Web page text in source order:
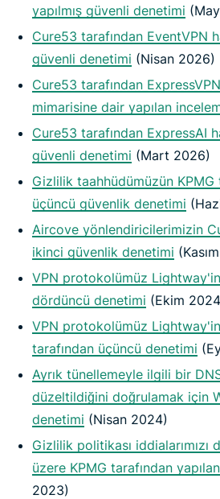
yapılmış güvenli denetimi
Cure53 tarafından EventVPN
güvenli denetimi (Nisan 2026)
Cure53 tarafından
mimarisine dair yapılan
Cure53 tarafından ExpressAI
güvenli denetimi (Mart 2026)
Gizlilik taahhüdümüzün KPMG
üçüncü güvenlik denetimi
Aircove yönlendiricilerimizin
ikinci güvenlik denetimi
VPN protokolümüz
dördüncü denetimi (Ekim
VPN protokolümüz
tarafından üçüncü denetimi
Ayrık tünellemeyle ilgili bir
düzeltildiğini doğrulamak için
denetimi (Nisan 2024)
Gizlilik politikası iddialarımızı
üzere KPMG tarafından
2023)